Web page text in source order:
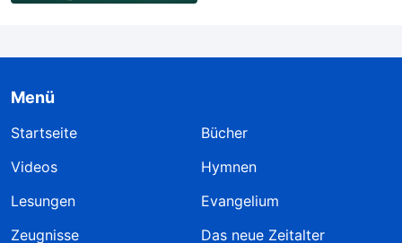
Menü
Startseite
Bücher
Videos
Hymnen
Lesungen
Evangelium
Zeugnisse
Das neue Zeitalter